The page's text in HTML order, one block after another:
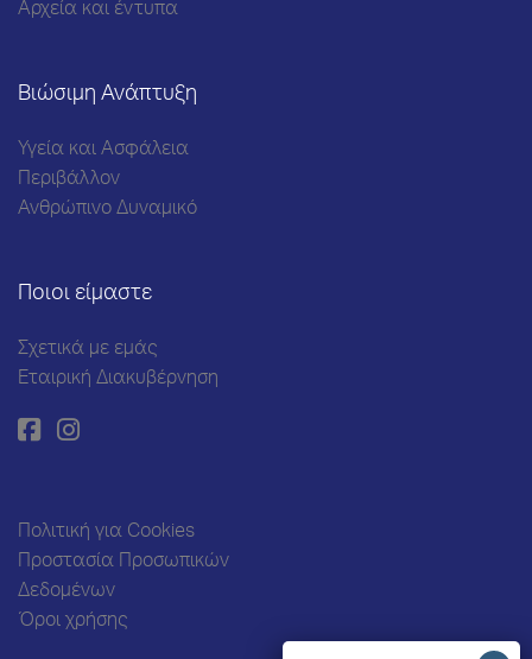
Αρχεία και έντυπα
Βιώσιμη Ανάπτυξη
Υγεία και Ασφάλεια
Περιβάλλον
Ανθρώπινο Δυναμικό
Ποιοι είμαστε
Σχετικά με εμάς
Εταιρική Διακυβέρνηση
Πολιτική για Cookies
Προστασία Προσωπικών
Δεδομένων
Όροι χρήσης